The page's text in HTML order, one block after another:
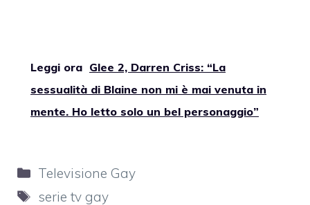
Leggi ora Glee 2, Darren Criss: “La
sessualità di Blaine non mi è mai venuta in
mente. Ho letto solo un bel personaggio”
Categorie
Televisione Gay
Tag
serie tv gay